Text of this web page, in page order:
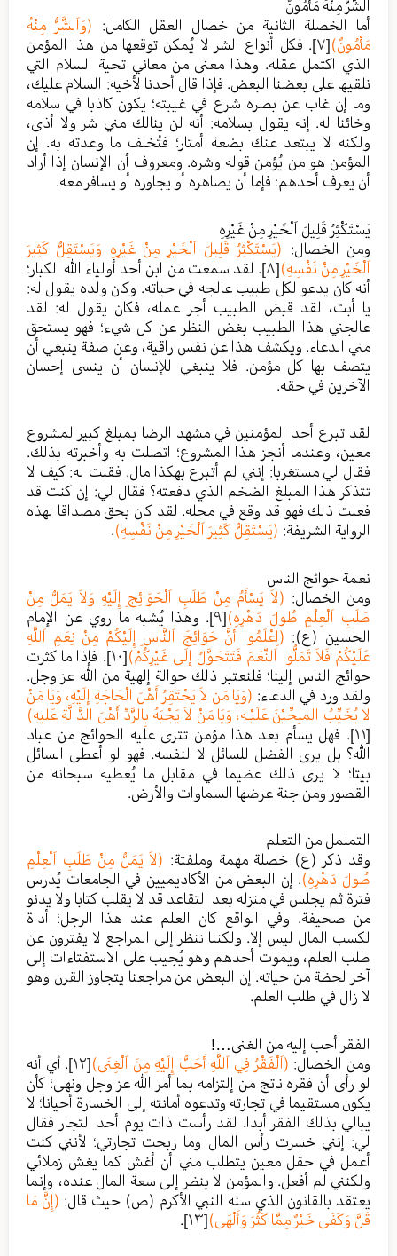
اَلشَّرُّ مِنْهُ مَأْمُونٌ
أما الخصلة الثانية من خصال العقل الكامل: (وَاَلشَّرُّ مِنْهُ
مَأْمُونٌ)[٧]
. فكل أنواع الشر لا يُمكن توقعها من هذا المؤمن
الذي اكتمل عقله. وهذا معنى من معاني تحية السلام التي
نلقيها على بعضنا البعض. فإذا قال أحدنا لأخيه: السلام عليك،
وما إن غاب عن بصره شرع في غيبته؛ يكون كاذبا في سلامه
وخائنا له. إنه يقول بسلامه: أنه لن ينالك مني شر ولا أذى،
ولكنه لا يبتعد عنك بضعة أمتار؛ فتُخلف ما وعدته به. إن
المؤمن هو من يُؤمن قوله وشره. ومعروف أن الإنسان إذا أراد
أن يعرف أحدهم؛ فإما أن يصاهره أو يجاوره أو يسافر معه.
يَسْتَكْثِرُ قَلِيلَ اَلْخَيْرِ مِنْ غَيْرِهِ
ومن الخصال: (يَسْتَكْثِرُ قَلِيلَ اَلْخَيْرِ مِنْ غَيْرِهِ وَيَسْتَقِلُّ كَثِيرَ
اَلْخَيْرِ مِنْ نَفْسِهِ)[٨]
. لقد سمعت من ابن أحد أولياء الله الكبار؛
أنه كان يدعو لكل طبيب عالجه في حياته. وكان ولده يقول له:
يا أبت، لقد قبض الطبيب أجر عمله، فكان يقول له: لقد
عالجني هذا الطبيب بغض النظر عن كل شيء؛ فهو يستحق
مني الدعاء. ويكشف هذا عن نفس راقية، وعن صفة ينبغي أن
يتصف بها كل مؤمن. فلا ينبغي للإنسان أن ينسى إحسان
الآخرين في حقه.
لقد تبرع أحد المؤمنين في مشهد الرضا بمبلغ كبير لمشروع
معين، وعندما أنجز هذا المشروع؛ اتصلت به وأخبرته بذلك.
فقال لي مستغربا: إنني لم أتبرع بهكذا مال. فقلت له: كيف لا
تتذكر هذا المبلغ الضخم الذي دفعته؟ فقال لي: إن كنت قد
فعلت ذلك فهو قد وقع في محله. لقد كان بحق مصداقا لهذه
الرواية الشريفة: (يَسْتَقِلُّ كَثِيرَ اَلْخَيْرِ مِنْ نَفْسِهِ).
نعمة حوائج الناس
ومن الخصال: (لاَ يَسْأَمُ مِنْ طَلَبِ اَلْحَوَائِجِ إِلَيْهِ وَلاَ يَمَلُّ مِنْ
طَلَبِ اَلْعِلْمِ طُولَ دَهْرِهِ)[٩]
. وهذا يُشبه ما روي عن الإمام
الحسين (ع): (اِعْلَمُوا أَنَّ حَوَائِجَ اَلنَّاسِ إِلَيْكُمْ مِنْ نِعَمِ اَللَّهِ
عَلَيْكُمْ فَلاَ تَمَلُّوا اَلنِّعَمَ فَتَتَحَوَّلُ إِلَى غَيْرِكُمْ)[١٠]
. فإذا ما كثرت
حوائج الناس إلينا؛ فلنعتبر ذلك حوالة إلهية من الله عز وجل.
ولقد ورد في الدعاء: (وَيَا مَن لاَ يَحْتَقِرُ أَهْلَ الْحَاجَةِ إلَيْهِ، وَيَا مَنْ
لا يُخَيِّبُ الملِحِّيْنَ عَلَيْـهِ، وَيَا مَنْ لاَ يَجْبَهُ بِالرَّدِّ أَهْلَ الدَّالَّةِ عَليهِ)
[١١]
. فهل يسأم بعد هذا مؤمن تترى عليه الحوائج من عباد
الله؟ بل يرى الفضل للسائل لا لنفسه. فهو لو أعطى السائل
بيتا؛ لا يرى ذلك عظيما في مقابل ما يُعطيه سبحانه من
القصور ومن جنة عرضها السماوات والأرض.
التململ من التعلم
وقد ذكر (ع) خصلة مهمة وملفتة: (لاَ يَمَلُّ مِنْ طَلَبِ اَلْعِلْمِ
طُولَ دَهْرِهِ). إن البعض من الأكاديميين في الجامعات يُدرس
فترة ثم يجلس في منزله بعد التقاعد قد لا يقلب كتابا ولا يدنو
من صحيفة. وفي الواقع كان العلم عند هذا الرجل؛ أداة
لكسب المال ليس إلا. ولكننا ننظر إلى المراجع لا يفترون عن
طلب العلم، ويموت أحدهم وهو يُجيب على الاستفتاءات إلى
آخر لحظة من حياته. إن البعض من مراجعنا يتجاوز القرن وهو
لا زال في طلب العلم.
الفقر أحب إليه من الغنى…!
ومن الخصال: (اَلْفَقْرُ فِي اَللَّهِ أَحَبُّ إِلَيْهِ مِنَ اَلْغِنَى)[١٢]
. أي أنه
لو رأى أن فقره ناتج من إلتزامه بما أمر الله عز وجل ونهى؛ كأن
يكون مستقيما في تجارته وتدعوه أمانته إلى الخسارة أحيانا؛ لا
يبالي بذلك الفقر أبدا. لقد رأست ذات يوم أحد التجار فقال
لي: إنني خسرت رأس المال وما ربحت تجارتي؛ لأنني كنت
أعمل في حقل معين يتطلب مني أن أغش كما يغش زملائي
ولكنني لم أفعل. والمؤمن لا ينظر إلى سعة المال عنده، وإنما
يعتقد بالقانون الذي سنه النبي الأكرم (ص) حيث قال: (إِنَّ مَا
قَلَّ وَكَفَى خَيْرٌ مِمَّا كَثُرَ وَأَلْهَى)[١٣] .